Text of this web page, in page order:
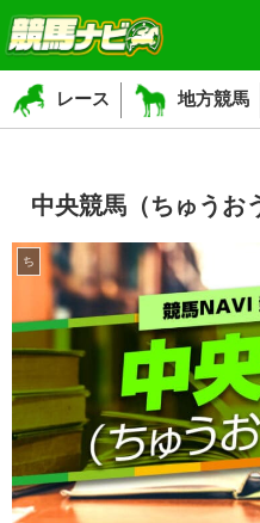
レース 地方競馬
中央競馬（ちゅうお
ち